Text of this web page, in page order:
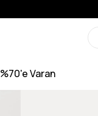
%70'e Varan